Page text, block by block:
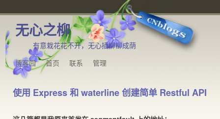
无心之柳
有意栽花花不开，无心插柳柳成荫
博客园
首页 联系 管理
使用 Express 和 waterline 创建简单 Restful API